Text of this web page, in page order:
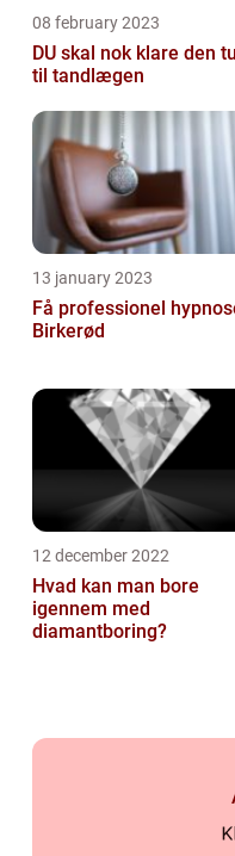
08 february 2023
DU skal nok klare den
til tandlægen
13 january 2023
Få professionel
Birkerød
12 december 2022
Hvad kan man bore
igennem med
diamantboring?